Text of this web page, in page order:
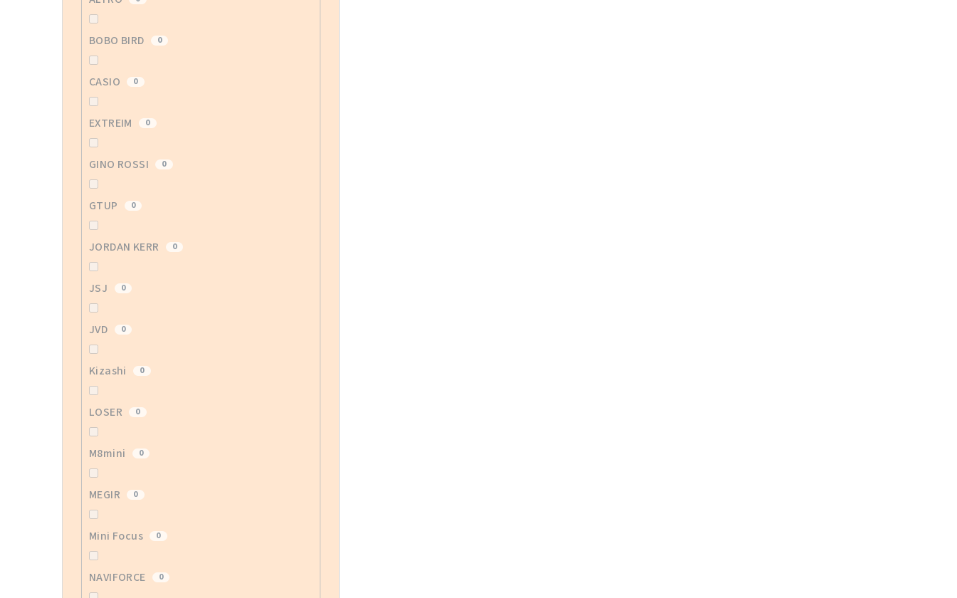
BOBO BIRD 0
CASIO 0
EXTREIM 0
GINO ROSSI 0
GTUP 0
JORDAN KERR 0
JSJ 0
JVD 0
Kizashi 0
LOSER 0
M8mini 0
MEGIR 0
Mini Focus 0
NAVIFORCE 0